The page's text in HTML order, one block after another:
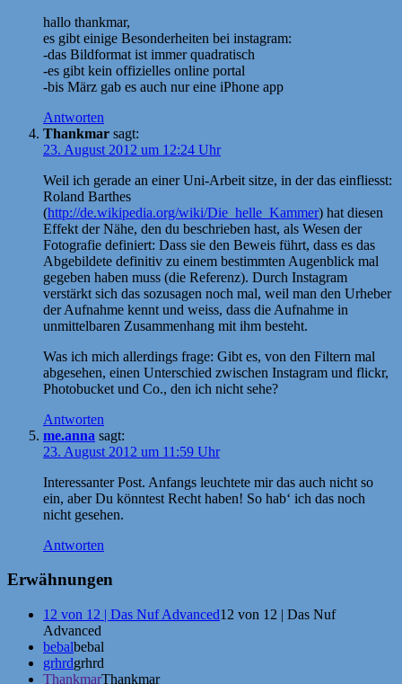
hallo thankmar,
es gibt einige Besonderheiten bei instagram:
-das Bildformat ist immer quadratisch
-es gibt kein offizielles online portal
-bis März gab es auch nur eine iPhone app
Antworten
Thankmar sagt:
23. August 2012 um 12:24 Uhr
Weil ich gerade an einer Uni-Arbeit sitze, in der das einfliesst:
Roland Barthes
(http://de.wikipedia.org/wiki/Die_helle_Kammer) hat diesen
Effekt der Nähe, den du beschrieben hast, als Wesen der
Fotografie definiert: Dass sie den Beweis führt, dass es das
Abgebildete definitiv zu einem bestimmten Augenblick mal
gegeben haben muss (die Referenz). Durch Instagram
verstärkt sich das sozusagen noch mal, weil man den Urheber
der Aufnahme kennt und weiss, dass die Aufnahme in
unmittelbaren Zusammenhang mit ihm besteht.
Was ich mich allerdings frage: Gibt es, von den Filtern mal
abgesehen, einen Unterschied zwischen Instagram und flickr,
Photobucket und Co., den ich nicht sehe?
Antworten
me.anna sagt:
23. August 2012 um 11:59 Uhr
Interessanter Post. Anfangs leuchtete mir das auch nicht so
ein, aber Du könntest Recht haben! So hab‘ ich das noch
nicht gesehen.
Antworten
Erwähnungen
12 von 12 | Das Nuf Advanced12 von 12 | Das Nuf
Advanced
bebalbebal
grhrdgrhrd
ThankmarThankmar